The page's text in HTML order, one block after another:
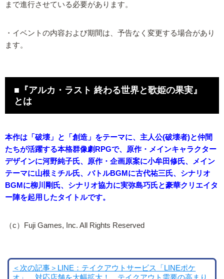
まで進行させている必要があります。
・イベントの内容および期間は、予告なく変更する場合があり
ます。
■『アルカ・ラスト 終わる世界と歌姫の果実』
とは
本作は「破壊」と「創造」をテーマに、主人公(破壊者)と仲間
たちが活躍する本格群像劇RPGで、原作・メインキャラクター
デザインに河野純子氏、原作・企画原案に小牟田修氏、メイン
テーマに山根ミチル氏、バトルBGMに古代祐三氏、シナリオ
BGMに柳川剛氏、シナリオ協力に実弥島巧氏と豪華クリエイタ
ー陣を起用したタイトルです。
（c）Fuji Games, Inc. All Rights Reserved
＜次の記事＞LINE：テイクアウトサービス「LINEポケ
オ」、対応店舗を大幅拡大！ テイクアウト需要の高まり